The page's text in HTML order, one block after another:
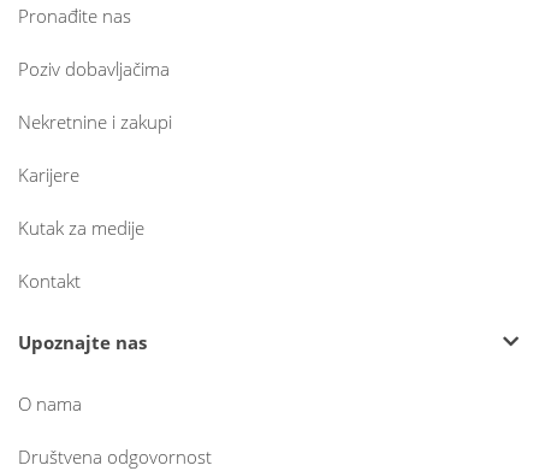
Pronađite nas
Poziv dobavljačima
Nekretnine i zakupi
Karijere
Kutak za medije
Kontakt
Upoznajte nas
O nama
Društvena odgovornost